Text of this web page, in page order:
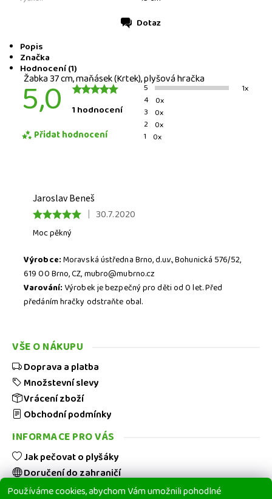
Dotaz
Popis
Značka
Hodnocení (1)
Žabka 37 cm, maňásek (Krtek), plyšová hračka
5,0
1 hodnocení
Přidat hodnocení
5
1x
4 0x
3
0x
2
0x
1
0x
seznámili s našimi
OSOBNÍCH ÚDAJŮ
Jaroslav Beneš
| 30.7.2020
Moc pěkný
Výrobce:Moravská ústředna Brno, d.u.v., Bohunická 576/52,
619 00 Brno, CZ, mubro@mubrno.cz
Varování:Výrobek je bezpečný pro děti od 0 let. Před
předáním hračky odstraňte obal.
Používáme cookies, abychom Vám umožnili pohodlné
VŠE O NÁKUPU
Doprava a platba
Množstevní slevy
Vrácení zboží
Obchodní podmínky
INFORMACE PRO VÁS
Jak pečovat o plyšáky
Doručení do zahraničí
Hodnocení obchodu